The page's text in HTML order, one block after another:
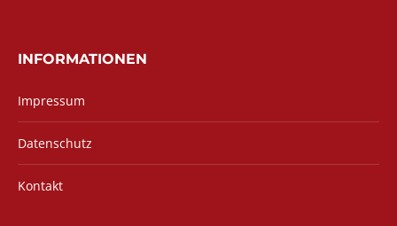
INFORMATIONEN
Impressum
Datenschutz
Kontakt